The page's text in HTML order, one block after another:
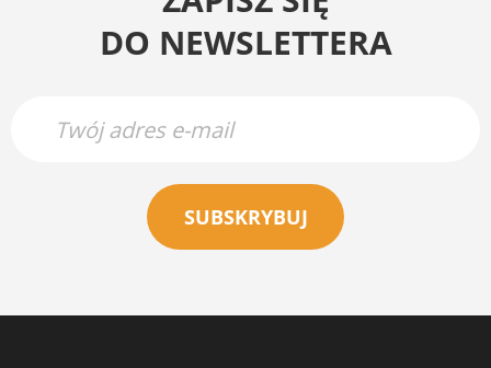
DO NEWSLETTERA
SUBSKRYBUJ